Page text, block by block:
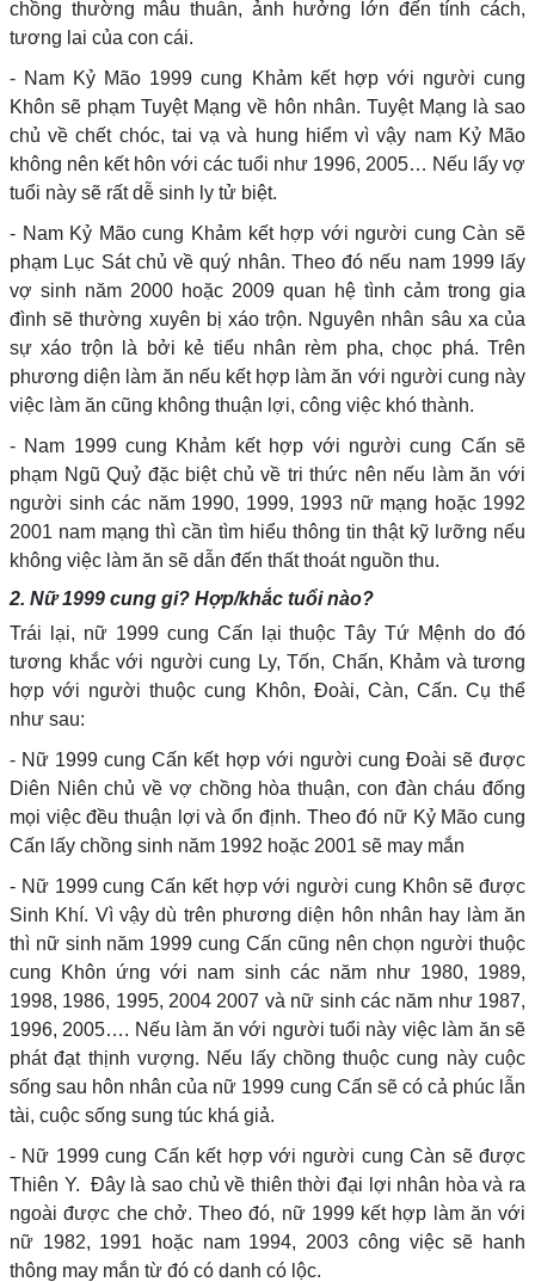
chồng thường mâu thuẫn, ảnh hưởng lớn đến tính cách,
tương lai của con cái.
- Nam Kỷ Mão 1999 cung Khảm kết hợp với người cung
Khôn sẽ phạm Tuyệt Mạng về hôn nhân. Tuyệt Mạng là sao
chủ về chết chóc, tai vạ và hung hiểm vì vậy nam Kỷ Mão
không nên kết hôn với các tuổi như 1996, 2005… Nếu lấy vợ
tuổi này sẽ rất dễ sinh ly tử biệt.
- Nam Kỷ Mão cung Khảm kết hợp với người cung Càn sẽ
phạm Lục Sát chủ về quý nhân. Theo đó nếu nam 1999 lấy
vợ sinh năm 2000 hoặc 2009 quan hệ tình cảm trong gia
đình sẽ thường xuyên bị xáo trộn. Nguyên nhân sâu xa của
sự xáo trộn là bởi kẻ tiểu nhân rèm pha, chọc phá. Trên
phương diện làm ăn nếu kết hợp làm ăn với người cung này
việc làm ăn cũng không thuận lợi, công việc khó thành.
- Nam 1999 cung Khảm kết hợp với người cung Cấn sẽ
phạm Ngũ Quỷ đặc biệt chủ về tri thức nên nếu làm ăn với
người sinh các năm 1990, 1999, 1993 nữ mạng hoặc 1992
2001 nam mạng thì cần tìm hiểu thông tin thật kỹ lưỡng nếu
không việc làm ăn sẽ dẫn đến thất thoát nguồn thu.
2. Nữ 1999 cung gi? Hợp/khắc tuổi nào?
Trái lại, nữ 1999 cung Cấn lại thuộc Tây Tứ Mệnh do đó
tương khắc với người cung Ly, Tốn, Chấn, Khảm và tương
hợp với người thuộc cung Khôn, Đoài, Càn, Cấn. Cụ thể
như sau:
- Nữ 1999 cung Cấn kết hợp với người cung Đoài sẽ được
Diên Niên chủ về vợ chồng hòa thuận, con đàn cháu đống
mọi việc đều thuận lợi và ổn định. Theo đó nữ Kỷ Mão cung
Cấn lấy chồng sinh năm 1992 hoặc 2001 sẽ may mắn
- Nữ 1999 cung Cấn kết hợp với người cung Khôn sẽ được
Sinh Khí. Vì vậy dù trên phương diện hôn nhân hay làm ăn
thì nữ sinh năm 1999 cung Cấn cũng nên chọn người thuộc
cung Khôn ứng với nam sinh các năm như 1980, 1989,
1998, 1986, 1995, 2004 2007 và nữ sinh các năm như 1987,
1996, 2005…. Nếu làm ăn với người tuổi này việc làm ăn sẽ
phát đạt thịnh vượng. Nếu lấy chồng thuộc cung này cuộc
sống sau hôn nhân của nữ 1999 cung Cấn sẽ có cả phúc lẫn
tài, cuộc sống sung túc khá giả.
- Nữ 1999 cung Cấn kết hợp với người cung Càn sẽ được
Thiên Y. Đây là sao chủ về thiên thời đại lợi nhân hòa và ra
ngoài được che chở. Theo đó, nữ 1999 kết hợp làm ăn với
nữ 1982, 1991 hoặc nam 1994, 2003 công việc sẽ hanh
thông may mắn từ đó có danh có lộc.